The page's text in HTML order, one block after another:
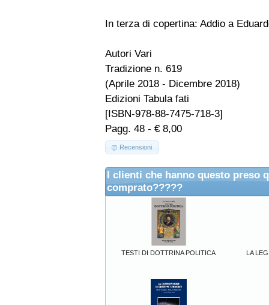
In terza di copertina: Addio a
Autori Vari
Tradizione n. 619
(Aprile 2018 - Dicembre 2018)
Edizioni Tabula fati
[ISBN-978-88-7475-718-3]
Pagg. 48 - € 8,00
Recensioni
I clienti che hanno questo preso
comprato?????
TESTI DI DOTTRINA POLITICA LA